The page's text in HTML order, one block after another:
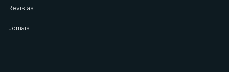
Revistas
Jornais